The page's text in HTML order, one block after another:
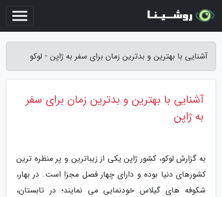
آشنایی با بهترین و بدترین زمان برای سفر به ژاپن - لوکو
آشنایی با بهترین و بدترین زمان برای سفر
به ژاپن
به گزارش لوکو، کشور ژاپن یکی از زیباترین و پر منظره ترین
کشورهای دنیا بوده و دارای چهار فصل مجزا است. در بهار،
شکوفه های گیلاس خودنمایی می نمایند؛ در تابستان،